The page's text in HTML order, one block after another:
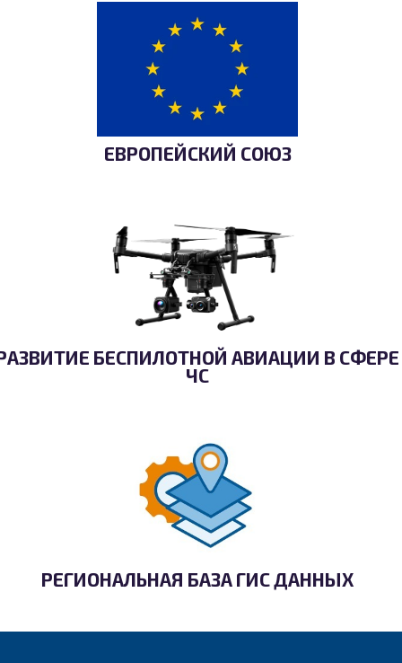
ЕВРОПЕЙСКИЙ СОЮЗ
БЕСПИЛОТНОЙ АВИАЦИИ В СФЕРЕ
ЧС
РЕГИОНАЛЬНАЯ БАЗА ГИС ДАННЫХ